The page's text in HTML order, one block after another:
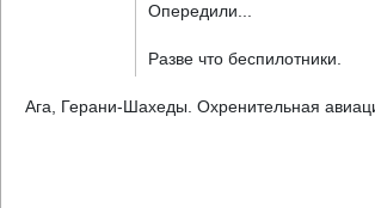
Опередили...
Разве что беспилотники.
Ага, Герани-Шахеды. Охренительная